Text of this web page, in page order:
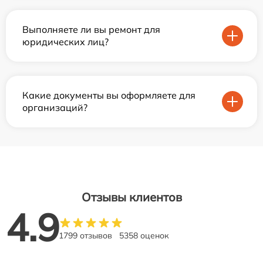
Выполняете ли вы ремонт для
юридических лиц?
Какие документы вы оформляете для
организаций?
Отзывы клиентов
4.91799 отзывов 5358 оценок